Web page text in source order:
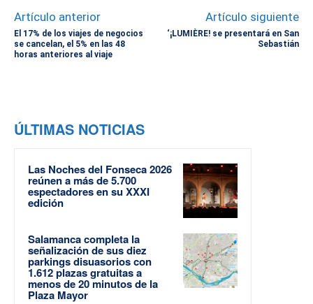
Artículo anterior
El 17% de los viajes de negocios
se cancelan, el 5% en las 48
horas anteriores al viaje
Artículo siguiente
‘¡LUMIÈRE! se presentará en San
Sebastián
ÚLTIMAS NOTICIAS
Las Noches del Fonseca 2026
reúnen a más de 5.700
espectadores en su XXXI
edición
Salamanca completa la
señalización de sus diez
parkings disuasorios con
1.612 plazas gratuitas a
menos de 20 minutos de la
Plaza Mayor